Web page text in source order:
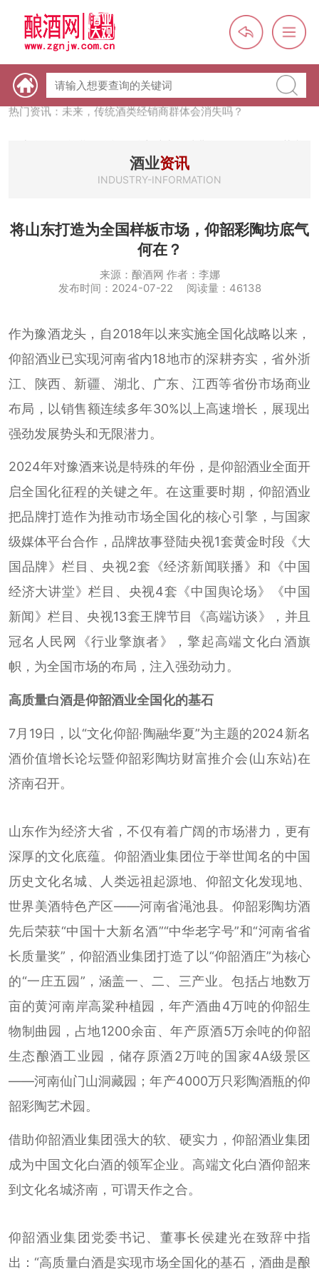
热门资讯：【酒体设计师】职业技能培训及认定班开班通知
热门资讯：未来，传统酒类经销商群体会消失吗？
么简单
热门资讯：2024年上市酒企业第三季度报（白酒、啤酒、葡萄
酒、黄酒）
酒业资讯
INDUSTRY-INFORMATION
将山东打造为全国样板市场，仰韶彩陶坊底气
何在？
来源：酿酒网 作者：李娜
发布时间：2024-07-22 阅读量：46138
作为豫酒龙头，自2018年以来实施全国化战略以来，
仰韶酒业已实现河南省内18地市的深耕夯实，省外浙
江、陕西、新疆、湖北、广东、江西等省份市场商业
布局，以销售额连续多年30%以上高速增长，展现出
强劲发展势头和无限潜力。
2024年对豫酒来说是特殊的年份，是仰韶酒业全面开
启全国化征程的关键之年。在这重要时期，仰韶酒业
把品牌打造作为推动市场全国化的核心引擎，与国家
级媒体平台合作，品牌故事登陆央视1套黄金时段《大
国品牌》栏目、央视2套《经济新闻联播》和《中国
经济大讲堂》栏目、央视4套《中国舆论场》《中国
新闻》栏目、央视13套王牌节目《高端访谈》，并且
冠名人民网《行业擎旗者》，擎起高端文化白酒旗
帜，为全国市场的布局，注入强劲动力。
高质量白酒是仰韶酒业全国化的基石
7月19日，以“文化仰韶·陶融华夏”为主题的2024新名
酒价值增长论坛暨仰韶彩陶坊财富推介会(山东站)在
济南召开。
山东作为经济大省，不仅有着广阔的市场潜力，更有
深厚的文化底蕴。仰韶酒业集团位于举世闻名的中国
历史文化名城、人类远祖起源地、仰韶文化发现地、
世界美酒特色产区——河南省渑池县。仰韶彩陶坊酒
先后荣获“中国十大新名酒”“中华老字号”和“河南省省
长质量奖”，仰韶酒业集团打造了以“仰韶酒庄”为核心
的“一庄五园”，涵盖一、二、三产业。包括占地数万
亩的黄河南岸高粱种植园，年产酒曲4万吨的仰韶生
物制曲园，占地1200余亩、年产原酒5万余吨的仰韶
生态酿酒工业园，储存原酒2万吨的国家4A级景区
——河南仙门山洞藏园；年产4000万只彩陶酒瓶的仰
韶彩陶艺术园。
借助仰韶酒业集团强大的软、硬实力，仰韶酒业集团
成为中国文化白酒的领军企业。高端文化白酒仰韶来
到文化名城济南，可谓天作之合。
仰韶酒业集团党委书记、董事长侯建光在致辞中指
出：“高质量白酒是实现市场全国化的基石，酒曲是酿